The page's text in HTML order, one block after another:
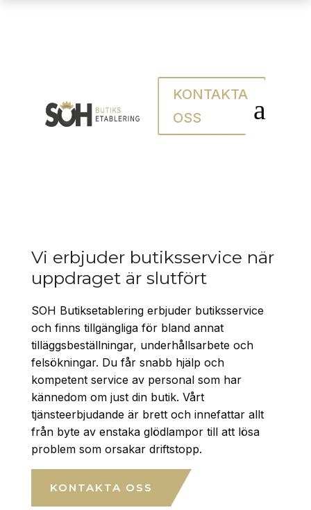
KONTAKTA
OSS
a
Butiksservice
Vi erbjuder butiksservice när
uppdraget är slutfört
SOH Butiksetablering erbjuder butiksservice
och finns tillgängliga för bland annat
tilläggsbeställningar, underhållsarbete och
felsökningar. Du får snabb hjälp och
kompetent service av personal som har
kännedom om just din butik. Vårt
tjänsteerbjudande är brett och innefattar allt
från byte av enstaka glödlampor till att lösa
problem som orsakar driftstopp.
KONTAKTA OSS